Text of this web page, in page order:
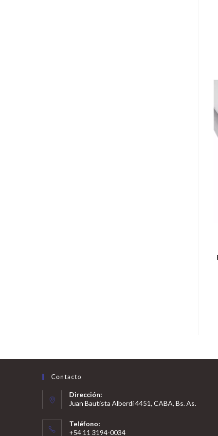
Contacto
Dirección:
Juan Bautista Alberdi 4451, CABA, Bs. As.
Teléfono:
+54 11 3194-0034